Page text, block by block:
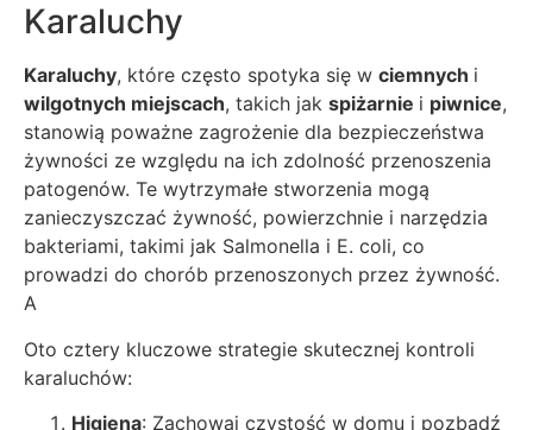
Karaluchy
Karaluchy, które często spotyka się w ciemnych i
wilgotnych miejscach, takich jak spiżarnie i piwnice,
stanowią poważne zagrożenie dla bezpieczeństwa
żywności ze względu na ich zdolność przenoszenia
patogenów. Te wytrzymałe stworzenia mogą
zanieczyszczać żywność, powierzchnie i narzędzia
bakteriami, takimi jak Salmonella i E. coli, co
prowadzi do chorób przenoszonych przez żywność.
A
Oto cztery kluczowe strategie skutecznej kontroli
karaluchów:
Higiena: Zachowaj czystość w domu i pozbądź